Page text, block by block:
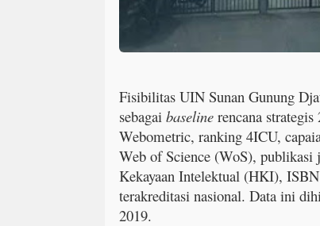
Fisibilitas UIN Sunan Gunung
sebagai baseline rencana
Webometric, ranking 4ICU,
Web of Science (WoS), publikasi
Kekayaan Intelektual (HKI),
terakreditasi nasional. Data ini
2019.